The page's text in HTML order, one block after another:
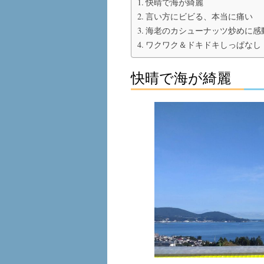
言い方にビビる、本当に痛い
海老のカシューナッツ炒めに感
ワクワク＆ドキドキしっぱなし
快晴で海が綺麗